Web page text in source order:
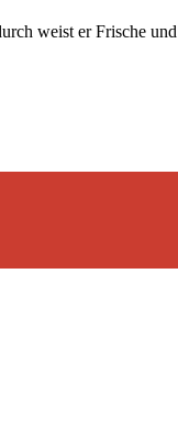
weist er Frische